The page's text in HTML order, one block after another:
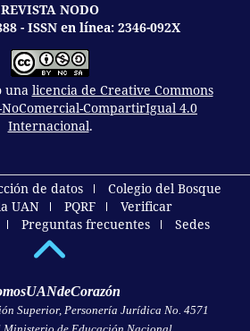
REVISTA NODO
- ISSN en línea: 2346-092X
una licencia de Creative Commons
CompartirIgual 4.0
Internacional.
de datos
Colegio del Bosque
UAN
PQRF
Verificar
Preguntas frecuentes Sedes
Superior, Personería Jurídica No. 4571